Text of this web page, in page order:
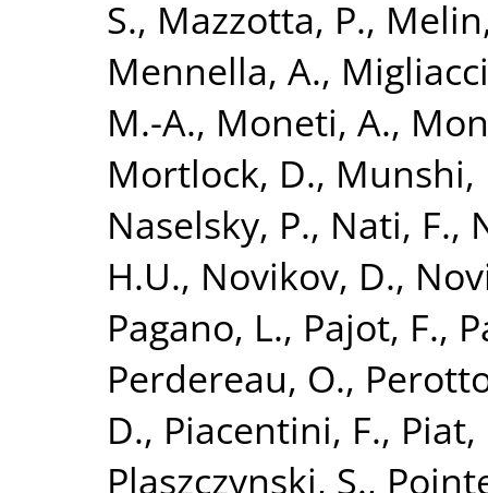
S., Mazzotta, P.,
Mennella, A.,
M.-A., Moneti, A.,
Mortlock, D., Munshi,
Naselsky, P., Nati, F.,
H.U., Novikov, D.,
Pagano, L., Pajot, F.,
Perdereau, O.,
D., Piacentini, F.,
Plaszczynski, S.,